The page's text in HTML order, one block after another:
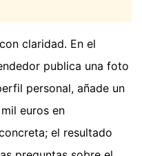
claridad. En el
publica una foto
personal, añade un
euros en
el resultado